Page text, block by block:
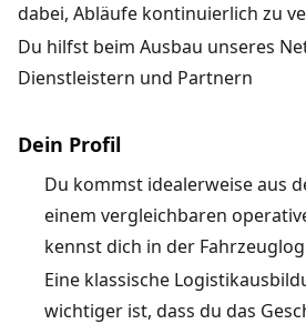
dabei, Abläufe kontinuierlich zu
Du hilfst beim Ausbau unseres
Dienstleistern und Partnern
Dein Profil
Du kommst idealerweise aus
einem vergleichbaren
kennst dich in der
Eine klassische
wichtiger ist, dass du das